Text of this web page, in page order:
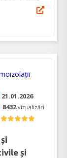
21.01.2026
8432vizualizări
și